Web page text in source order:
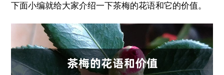
下面小编就给大家介绍一下茶梅的花语和它的价值。